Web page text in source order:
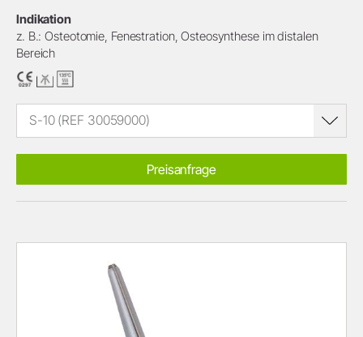
Indikation
z. B.: Osteotomie, Fenestration, Osteosynthese im distalen
Bereich
S-10 (REF 30059000)
Preisanfrage